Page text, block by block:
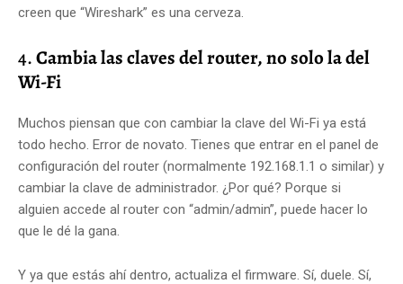
creen que “Wireshark” es una cerveza.
4.Cambia las claves del router, no solo la del
Wi-Fi
Muchos piensan que con cambiar la clave del Wi-Fi ya está
todo hecho. Error de novato. Tienes que entrar en el panel de
configuración del router (normalmente 192.168.1.1 o similar) y
cambiar la clave de administrador. ¿Por qué? Porque si
alguien accede al router con “admin/admin”, puede hacer lo
que le dé la gana.
Y ya que estás ahí dentro, actualiza el firmware. Sí, duele. Sí,